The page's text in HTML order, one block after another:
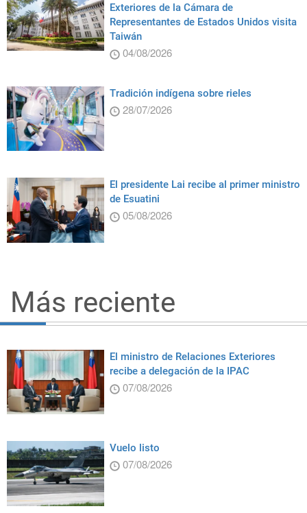
Exteriores de la Cámara de
Representantes de Estados Unidos visita
Taiwán
04/08/2026
Tradición indígena sobre rieles
28/07/2026
El presidente Lai recibe al primer ministro
de Esuatini
05/08/2026
Más reciente
El ministro de Relaciones Exteriores
recibe a delegación de la IPAC
07/08/2026
Vuelo listo
07/08/2026